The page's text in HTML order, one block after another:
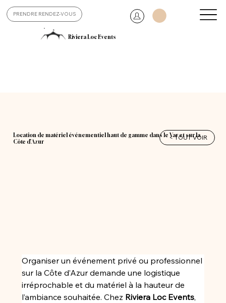
PRENDRE RENDEZ-VOUS
Riviera Loc Events
< TOUT VOIR
Location de matériel événementiel haut de gamme dans le Var et sur la
Côte d’Azur
Organiser un événement privé ou professionnel
sur la Côte d’Azur demande une logistique
irréprochable et du matériel à la hauteur de
l’ambiance souhaitée. Chez Riviera Loc Events,